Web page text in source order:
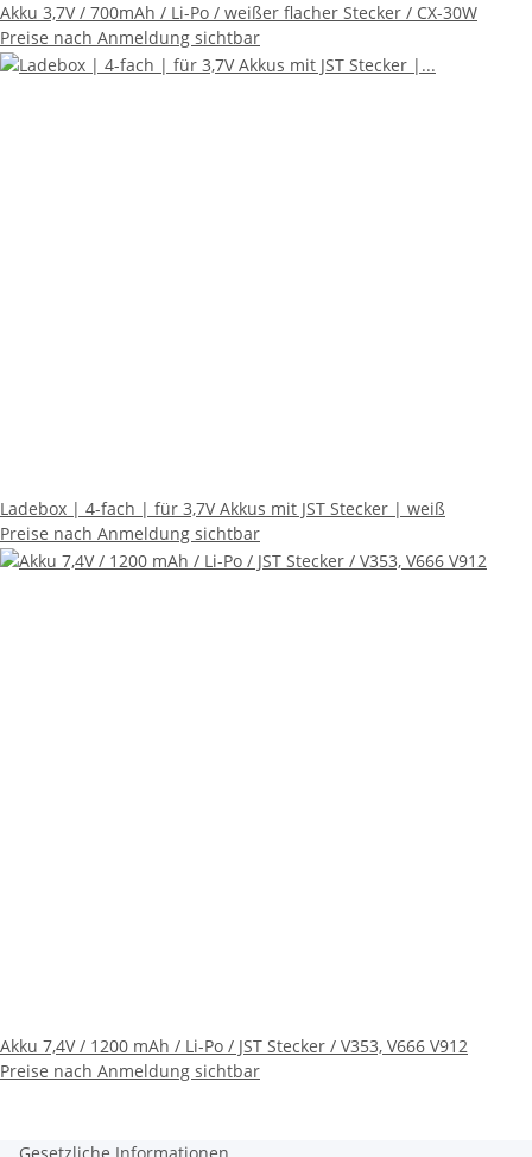
Akku 3,7V / 700mAh / Li-Po / weißer flacher Stecker / CX-30W
Preise nach Anmeldung sichtbar
Ladebox | 4-fach | für 3,7V Akkus mit JST Stecker | weiß
Preise nach Anmeldung sichtbar
Akku 7,4V / 1200 mAh / Li-Po / JST Stecker / V353, V666 V912
Preise nach Anmeldung sichtbar